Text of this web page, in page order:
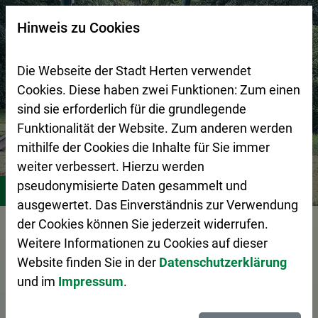
Zur Startseite (Schnelltaste 0)
Zum Seitenanfang springen (Schnelltaste A)
Zur Navigation/Menü springen (Schnelltaste M)
Zur Suche springen (Schnelltaste 8)
Zum Inhalt springen (Schnelltaste I)
Zum Fußbereich springen (Schnelltaste Z)
Stadtleben Freizeitangebote für Kids und Teens
Vorlesen
Suchseite mit Schnellsuche
Hinweis zu Cookies
Die Webseite der Stadt Herten verwendet
Cookies. Diese haben zwei Funktionen: Zum einen
sind sie erforderlich für die grundlegende
Funktionalität der Website. Zum anderen werden
mithilfe der Cookies die Inhalte für Sie immer
weiter verbessert. Hierzu werden
pseudonymisierte Daten gesammelt und
ausgewertet. Das Einverständnis zur Verwendung
der Cookies können Sie jederzeit widerrufen.
Weitere Informationen zu Cookies auf dieser
Website finden Sie in der Datenschutzerklärung
und im Impressum.